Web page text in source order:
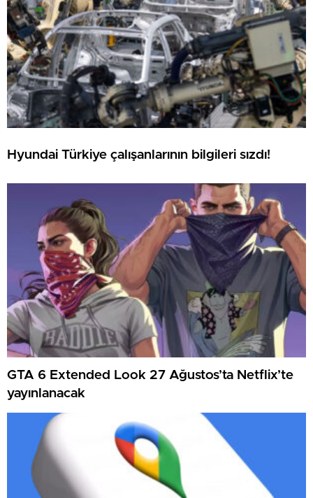
Hyundai Türkiye çalışanlarının bilgileri sızdı!
GTA 6 Extended Look 27 Ağustos’ta Netflix’te
yayınlanacak